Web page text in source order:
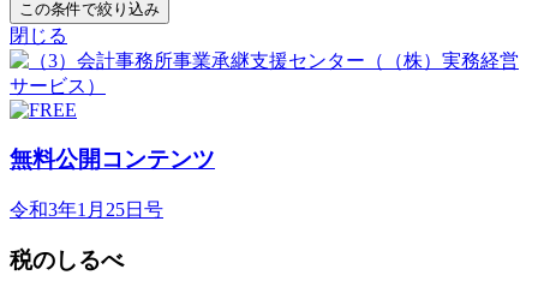
この条件で絞り込み
閉じる
無料公開コンテンツ
令和3年1月25日号
税のしるべ